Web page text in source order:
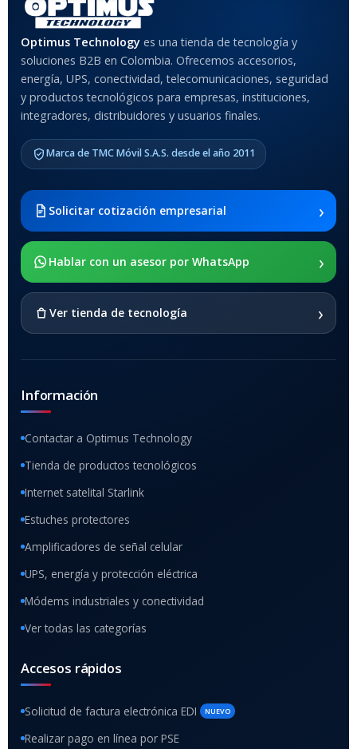
Anti-Shock
MODELO DE TABLETS
COMPATIBLES
2021 SM-x200 / Samsung
Galaxy Tab A8 10.5 2021 SM-
x205
SOPORTE DE APOYO
Optimus Technology es una tienda de tecnología y
soluciones B2B en Colombia. Ofrecemos accesorios,
energía, UPS, conectividad, telecomunicaciones, seguridad
y productos tecnológicos para empresas, instituciones,
integradores, distribuidores y usuarios finales.
Marca de TMC Móvil S.A.S. desde el año 2011
Solicitar cotización empresarial ›
Hablar con un asesor por WhatsApp ›
Ver tienda de tecnología ›
Información
Contactar a Optimus Technology
Tienda de productos tecnológicos
Internet satelital Starlink
Estuches protectores
Amplificadores de señal celular
UPS, energía y protección eléctrica
Módems industriales y conectividad
Ver todas las categorías
Accesos rápidos
Solicitud de factura electrónica EDI NUEVO
Realizar pago en línea por PSE